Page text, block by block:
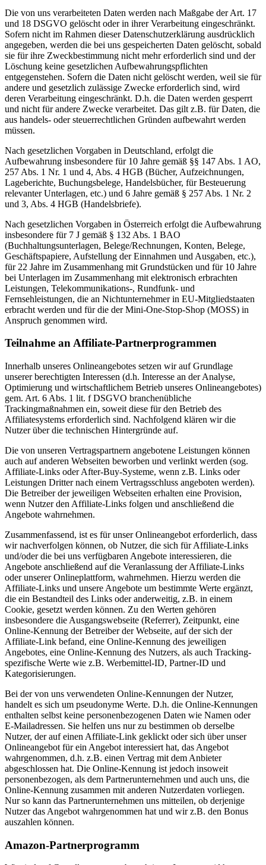
Die von uns verarbeiteten Daten werden nach Maßgabe der Art. 17
und 18 DSGVO gelöscht oder in ihrer Verarbeitung eingeschränkt.
Sofern nicht im Rahmen dieser Datenschutzerklärung ausdrücklich
angegeben, werden die bei uns gespeicherten Daten gelöscht, sobald
sie für ihre Zweckbestimmung nicht mehr erforderlich sind und der
Löschung keine gesetzlichen Aufbewahrungspflichten
entgegenstehen. Sofern die Daten nicht gelöscht werden, weil sie für
andere und gesetzlich zulässige Zwecke erforderlich sind, wird
deren Verarbeitung eingeschränkt. D.h. die Daten werden gesperrt
und nicht für andere Zwecke verarbeitet. Das gilt z.B. für Daten, die
aus handels- oder steuerrechtlichen Gründen aufbewahrt werden
müssen.
Nach gesetzlichen Vorgaben in Deutschland, erfolgt die
Aufbewahrung insbesondere für 10 Jahre gemäß §§ 147 Abs. 1 AO,
257 Abs. 1 Nr. 1 und 4, Abs. 4 HGB (Bücher, Aufzeichnungen,
Lageberichte, Buchungsbelege, Handelsbücher, für Besteuerung
relevanter Unterlagen, etc.) und 6 Jahre gemäß § 257 Abs. 1 Nr. 2
und 3, Abs. 4 HGB (Handelsbriefe).
Nach gesetzlichen Vorgaben in Österreich erfolgt die Aufbewahrung
insbesondere für 7 J gemäß § 132 Abs. 1 BAO
(Buchhaltungsunterlagen, Belege/Rechnungen, Konten, Belege,
Geschäftspapiere, Aufstellung der Einnahmen und Ausgaben, etc.),
für 22 Jahre im Zusammenhang mit Grundstücken und für 10 Jahre
bei Unterlagen im Zusammenhang mit elektronisch erbrachten
Leistungen, Telekommunikations-, Rundfunk- und
Fernsehleistungen, die an Nichtunternehmer in EU-Mitgliedstaaten
erbracht werden und für die der Mini-One-Stop-Shop (MOSS) in
Anspruch genommen wird.
Teilnahme an Affiliate-Partnerprogrammen
Innerhalb unseres Onlineangebotes setzen wir auf Grundlage
unserer berechtigten Interessen (d.h. Interesse an der Analyse,
Optimierung und wirtschaftlichem Betrieb unseres Onlineangebotes)
gem. Art. 6 Abs. 1 lit. f DSGVO branchenübliche
Trackingmaßnahmen ein, soweit diese für den Betrieb des
Affiliatesystems erforderlich sind. Nachfolgend klären wir die
Nutzer über die technischen Hintergründe auf.
Die von unseren Vertragspartnern angebotene Leistungen können
auch auf anderen Webseiten beworben und verlinkt werden (sog.
Affiliate-Links oder After-Buy-Systeme, wenn z.B. Links oder
Leistungen Dritter nach einem Vertragsschluss angeboten werden).
Die Betreiber der jeweiligen Webseiten erhalten eine Provision,
wenn Nutzer den Affiliate-Links folgen und anschließend die
Angebote wahrnehmen.
Zusammenfassend, ist es für unser Onlineangebot erforderlich, dass
wir nachverfolgen können, ob Nutzer, die sich für Affiliate-Links
und/oder die bei uns verfügbaren Angebote interessieren, die
Angebote anschließend auf die Veranlassung der Affiliate-Links
oder unserer Onlineplattform, wahrnehmen. Hierzu werden die
Affiliate-Links und unsere Angebote um bestimmte Werte ergänzt,
die ein Bestandteil des Links oder anderweitig, z.B. in einem
Cookie, gesetzt werden können. Zu den Werten gehören
insbesondere die Ausgangswebseite (Referrer), Zeitpunkt, eine
Online-Kennung der Betreiber der Webseite, auf der sich der
Affiliate-Link befand, eine Online-Kennung des jeweiligen
Angebotes, eine Online-Kennung des Nutzers, als auch Tracking-
spezifische Werte wie z.B. Werbemittel-ID, Partner-ID und
Kategorisierungen.
Bei der von uns verwendeten Online-Kennungen der Nutzer,
handelt es sich um pseudonyme Werte. D.h. die Online-Kennungen
enthalten selbst keine personenbezogenen Daten wie Namen oder
E-Mailadressen. Sie helfen uns nur zu bestimmen ob derselbe
Nutzer, der auf einen Affiliate-Link geklickt oder sich über unser
Onlineangebot für ein Angebot interessiert hat, das Angebot
wahrgenommen, d.h. z.B. einen Vertrag mit dem Anbieter
abgeschlossen hat. Die Online-Kennung ist jedoch insoweit
personenbezogen, als dem Partnerunternehmen und auch uns, die
Online-Kennung zusammen mit anderen Nutzerdaten vorliegen.
Nur so kann das Partnerunternehmen uns mitteilen, ob derjenige
Nutzer das Angebot wahrgenommen hat und wir z.B. den Bonus
auszahlen können.
Amazon-Partnerprogramm